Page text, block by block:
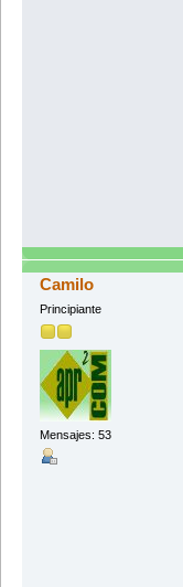
Camilo
Principiante
Mensajes: 53